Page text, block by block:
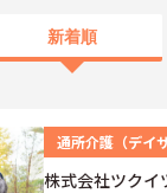
新着順
通所介護（デイ
株式会社ツクイ